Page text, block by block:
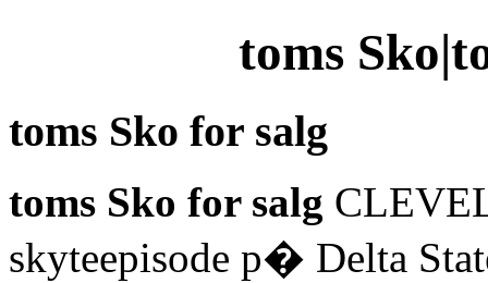
toms
toms Sko for salg
toms Sko for salg
skyteepisode p� Delta